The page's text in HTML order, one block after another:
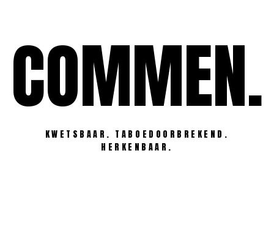
inhoudCOMMEN.
KWETSBAAR. TABOEDOORBREKEND.
HERKENBAAR.